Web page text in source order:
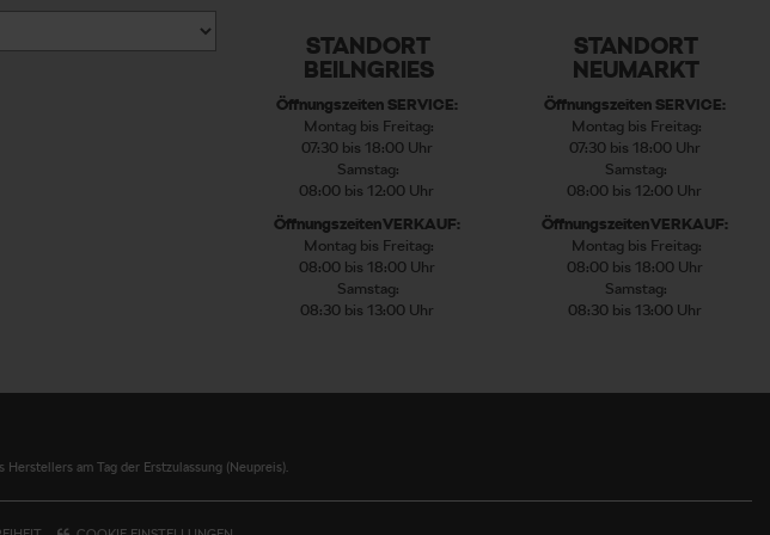
STANDORT
BEILNGRIES
Öffnungszeiten SERVICE:
Montag bis Freitag:
07:30 bis 18:00 Uhr
Samstag:
08:00 bis 12:00 Uhr
Öffnungszeiten VERKAUF:
Montag bis Freitag:
08:00 bis 18:00 Uhr
Samstag:
08:30 bis 13:00 Uhr
STANDORT
NEUMARKT
Öffnungszeiten SERVICE:
Montag bis Freitag:
07:30 bis 18:00 Uhr
Samstag:
08:00 bis 12:00 Uhr
Öffnungszeiten VERKAUF:
Montag bis Freitag:
08:00 bis 18:00 Uhr
Samstag:
08:30 bis 13:00 Uhr
am Tag der Erstzulassung (Neupreis).